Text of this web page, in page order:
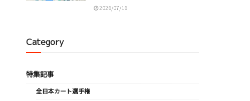
2026/07/16
Category
特集記事
全日本カート選手権